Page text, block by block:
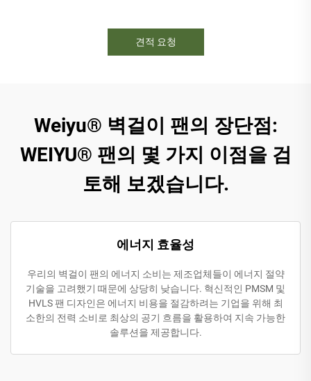
견적 요청
Weiyu® 벽걸이 팬의 장단점:
WEIYU® 팬의 몇 가지 이점을 검
토해 보겠습니다.
에너지 효율성
우리의 벽걸이 팬의 에너지 소비는 제조업체들이 에너지 절약
기술을 고려했기 때문에 상당히 낮습니다. 혁신적인 PMSM 및
HVLS 팬 디자인은 에너지 비용을 절감하려는 기업을 위해 최
소한의 전력 소비로 최상의 공기 흐름을 활용하여 지속 가능한
솔루션을 제공합니다.